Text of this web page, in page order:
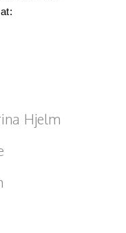
Hjelm
deltagarna ofta en
ge energi och
äkthet och
livsresa på ett sätt
berättelser
sorg, fördomar och
visar hur vägen